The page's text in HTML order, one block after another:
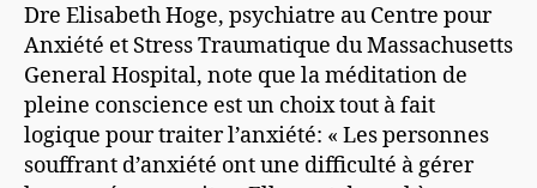
Dre Elisabeth Hoge, psychiatre au Centre pour
Anxiété et Stress Traumatique du Massachusetts
General Hospital, note que la méditation de
pleine conscience est un choix tout à fait
logique pour traiter l’anxiété: « Les personnes
souffrant d’anxiété ont une difficulté à gérer